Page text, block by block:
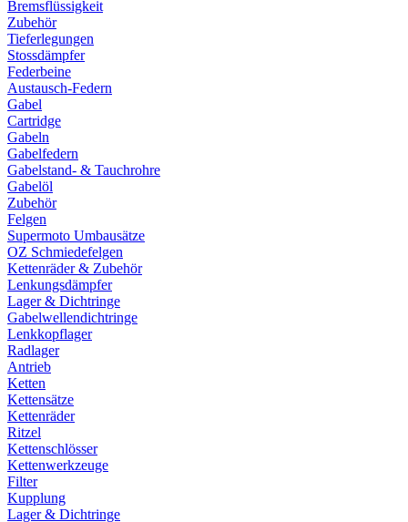
Bremsflüssigkeit
Zubehör
Tieferlegungen
Stossdämpfer
Federbeine
Austausch-Federn
Gabel
Cartridge
Gabeln
Gabelfedern
Gabelstand- & Tauchrohre
Gabelöl
Zubehör
Felgen
Supermoto Umbausätze
OZ Schmiedefelgen
Kettenräder & Zubehör
Lenkungsdämpfer
Lager & Dichtringe
Gabelwellendichtringe
Lenkkopflager
Radlager
Antrieb
Ketten
Kettensätze
Kettenräder
Ritzel
Kettenschlösser
Kettenwerkzeuge
Filter
Kupplung
Lager & Dichtringe